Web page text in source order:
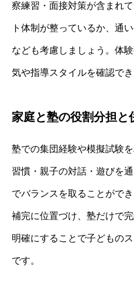
察練習・面接対策が含まれ
ト体制が整っているか、通
なども考慮しましょう。体
気や指導スタイルを確認でき
家庭と塾の役割分担と
塾での集団経験や模擬試験
習慣・親子の対話・遊びを
でバランスを取ることがで
補完に位置づけ、塾だけで
明確にすることで子どもの
です。